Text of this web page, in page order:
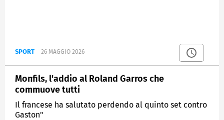
SPORT 26 MAGGIO 2026
Monfils, l'addio al Roland Garros che
commuove tutti
Il francese ha salutato perdendo al quinto set contro
Gaston"